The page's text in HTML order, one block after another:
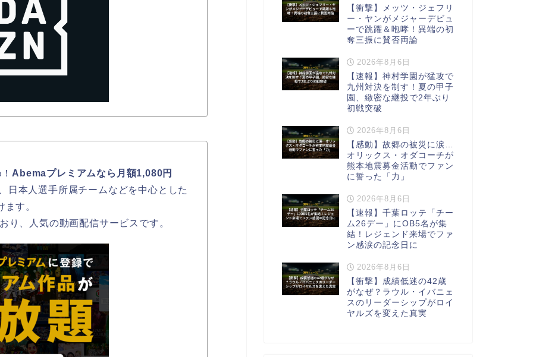
Abemaプレミアムなら月額1,080円
日本人選手所属チームなどを中心とした
す。
り、人気の動画配信サービスです。
【衝撃】メッツ・ジェフリ
ー・ヤンがメジャーデビュ
ーで跳躍＆咆哮！異端の初
奪三振に賛否両論
2026年8月6日
【速報】神村学園が猛攻で
九州対決を制す！夏の甲子
園、緻密な継投で2年ぶり
初戦突破
2026年8月6日
【感動】故郷の被災に涙…
オリックス・オダコーチが
熊本地震募金活動でファン
に誓った「力」
2026年8月6日
【速報】千葉ロッテ「チー
ム26デー」にOB5名が集
結！レジェンド来場でファ
ン感涙の記念日に
2026年8月6日
【衝撃】成績低迷の42歳
がなぜ？ラウル・イバニェ
スのリーダーシップがロイ
ヤルズを変えた真実